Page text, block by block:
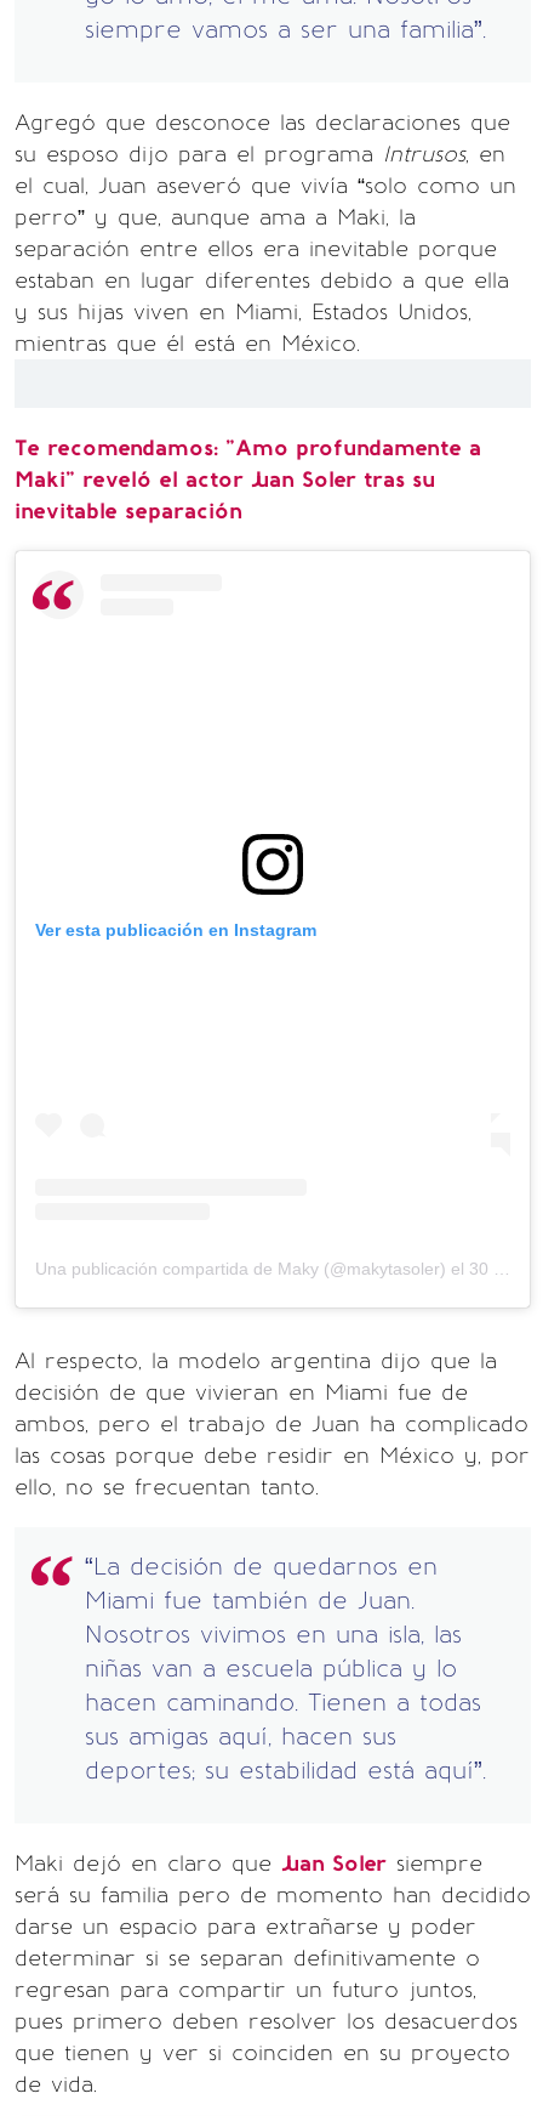
siempre vamos a ser una familia”.
Agregó que desconoce las declaraciones que
su esposo dijo para el programa Intrusos, en
el cual, Juan aseveró que vivía “solo como un
perro” y que, aunque ama a Maki, la
separación entre ellos era inevitable porque
estaban en lugar diferentes debido a que ella
y sus hijas viven en Miami, Estados Unidos,
mientras que él está en México.
Te recomendamos: "Amo profundamente a
Maki" reveló el actor Juan Soler tras su
inevitable separación
Ver esta publicación en Instagram
Una publicación compartida de Maky (@makytasoler) el 30 May, 2017 a las 9:55 PDT
Al respecto, la modelo argentina dijo que la
decisión de que vivieran en Miami fue de
ambos, pero el trabajo de Juan ha complicado
las cosas porque debe residir en México y, por
ello, no se frecuentan tanto.
“La decisión de quedarnos en
Miami fue también de Juan.
Nosotros vivimos en una isla, las
niñas van a escuela pública y lo
hacen caminando. Tienen a todas
sus amigas aquí, hacen sus
deportes; su estabilidad está aquí”.
Maki dejó en claro que Juan Soler siempre
será su familia pero de momento han decidido
darse un espacio para extrañarse y poder
determinar si se separan definitivamente o
regresan para compartir un futuro juntos,
pues primero deben resolver los desacuerdos
que tienen y ver si coinciden en su proyecto
de vida.